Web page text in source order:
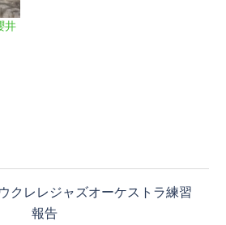
井
クレレジャズオーケストラ練習
報告